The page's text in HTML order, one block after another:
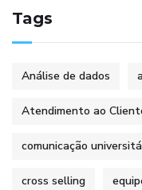
Tags
Análise de dados
Atendimento ao
comunicação
cross selling